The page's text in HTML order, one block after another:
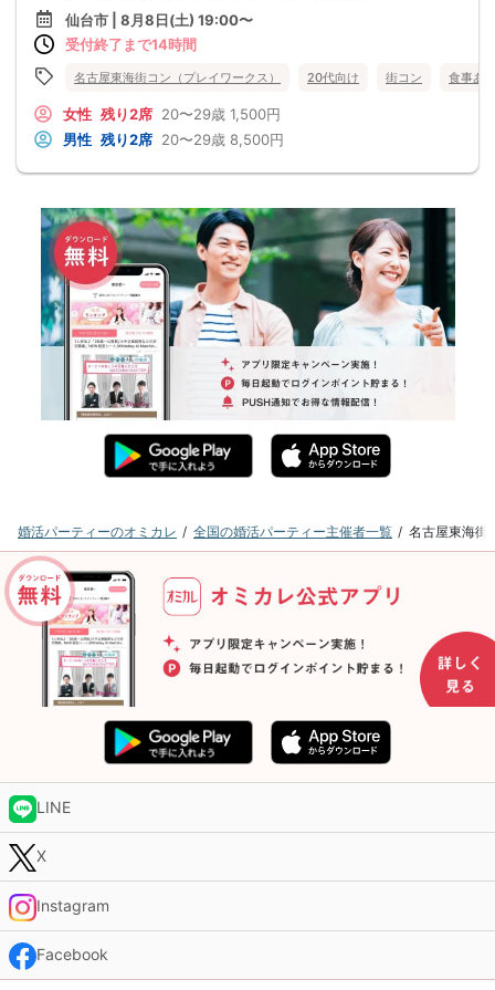
仙台市 | 8月8日(土) 19:00〜
受付終了まで14時間
名古屋東海街コン（プレイワークス） 20代向け 街コン 食事あ
女性 残り2席 20〜29歳 1,500円
男性 残り2席 20〜29歳 8,500円
婚活パーティーのオミカレ 全国の婚活パーティー主催者一覧 名古屋東海街
LINE
X
Instagram
Facebook